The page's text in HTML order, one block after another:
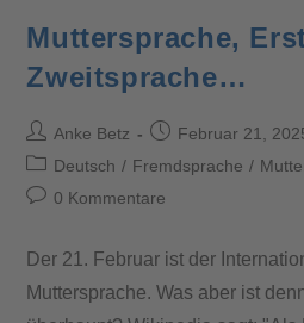
Muttersprache,
Zweitsprache…
Anke Betz
Februar 21,
Deutsch / Fremdsprache /
0 Kommentare
Der 21. Februar ist der
Muttersprache. Was aber ist